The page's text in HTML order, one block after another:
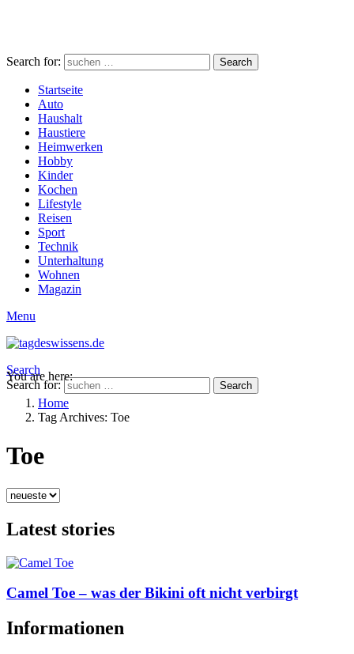
Search for: Search
Startseite
Auto
Haushalt
Haustiere
Heimwerken
Hobby
Kinder
Kochen
Lifestyle
Reisen
Sport
Technik
Unterhaltung
Wohnen
Magazin
Menu
Search
Search for:
Search
You are here:
Home
Tag Archives: Toe
Toe
Latest stories
Camel Toe – was der Bikini oft nicht verbirgt
Informationen